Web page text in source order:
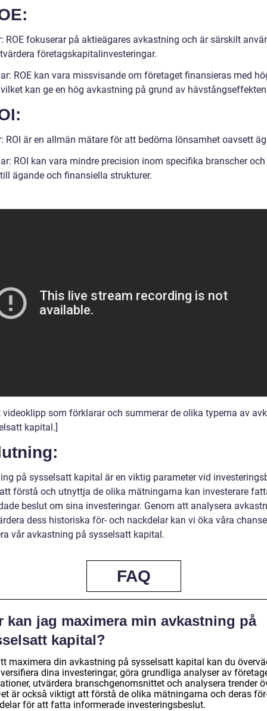
ROE fokuserar på aktieägares avkastning och är särskilt
företagskapitalinvesteringar.
ROE kan vara missvisande om företaget finansieras med
kan ge en hög avkastning på grund av
ROI är en allmän mätare för att bedöma lönsamhet oavsett
ROI kan vara mindre precision inom specifika branscher
ägande och finansiella strukturer.
videoklipp som förklarar och summerar de olika typerna av
kapital.]
på sysselsatt kapital är en viktig parameter vid
förstå och utnyttja de olika mätningarna kan investerare
beslut om sina investeringar. Genom att analysera
dess historiska för- och nackdelar kan vi öka våra
vår avkastning på sysselsatt kapital.
FAQ
kan jag maximera min avkastning på
kapital?
maximera din avkastning på sysselsatt kapital kan du
dina investeringar, göra grundliga analyser av
utvärdera branschgenomsnittet och analysera trender
är också viktigt att förstå de olika mätningarna och deras
för att fatta informerade investeringsbeslut.